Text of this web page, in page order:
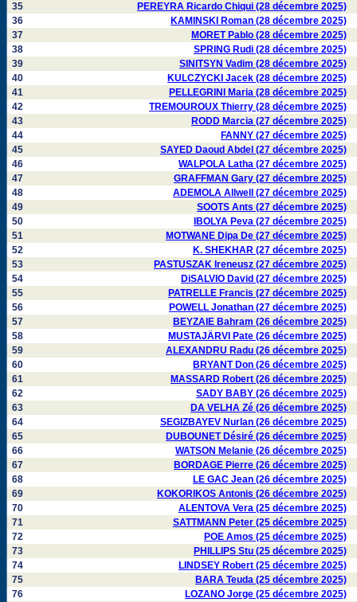
35
PEREYRA Ricardo Chiqui (28 décembre 2025)
36
KAMINSKI Roman (28 décembre 2025)
37
MORET Pablo (28 décembre 2025)
38
SPRING Rudi (28 décembre 2025)
39
SINITSYN Vadim (28 décembre 2025)
40
KULCZYCKI Jacek (28 décembre 2025)
41
PELLEGRINI Maria (28 décembre 2025)
42
TREMOUROUX Thierry (28 décembre 2025)
43
RODD Marcia (27 décembre 2025)
44
FANNY (27 décembre 2025)
45
SAYED Daoud Abdel (27 décembre 2025)
46
WALPOLA Latha (27 décembre 2025)
47
GRAFFMAN Gary (27 décembre 2025)
48
ADEMOLA Allwell (27 décembre 2025)
49
SOOTS Ants (27 décembre 2025)
50
IBOLYA Peva (27 décembre 2025)
51
MOTWANE Dipa De (27 décembre 2025)
52
K. SHEKHAR (27 décembre 2025)
53
PASTUSZAK Ireneusz (27 décembre 2025)
54
DiSALVIO David (27 décembre 2025)
55
PATRELLE Francis (27 décembre 2025)
56
POWELL Jonathan (27 décembre 2025)
57
BEYZAIE Bahram (26 décembre 2025)
58
MUSTAJÄRVI Pate (26 décembre 2025)
59
ALEXANDRU Radu (26 décembre 2025)
60
BRYANT Don (26 décembre 2025)
61
MASSARD Robert (26 décembre 2025)
62
SADY BABY (26 décembre 2025)
63
DA VELHA Zé (26 décembre 2025)
64
SEGIZBAYEV Nurlan (26 décembre 2025)
65
DUBOUNET Désiré (26 décembre 2025)
66
WATSON Melanie (26 décembre 2025)
67
BORDAGE Pierre (26 décembre 2025)
68
LE GAC Jean (26 décembre 2025)
69
KOKORIKOS Antonis (26 décembre 2025)
70
ALENTOVA Vera (25 décembre 2025)
71
SATTMANN Peter (25 décembre 2025)
72
POE Amos (25 décembre 2025)
73
PHILLIPS Stu (25 décembre 2025)
74
LINDSEY Robert (25 décembre 2025)
75
BARA Teuda (25 décembre 2025)
76
LOZANO Jorge (25 décembre 2025)